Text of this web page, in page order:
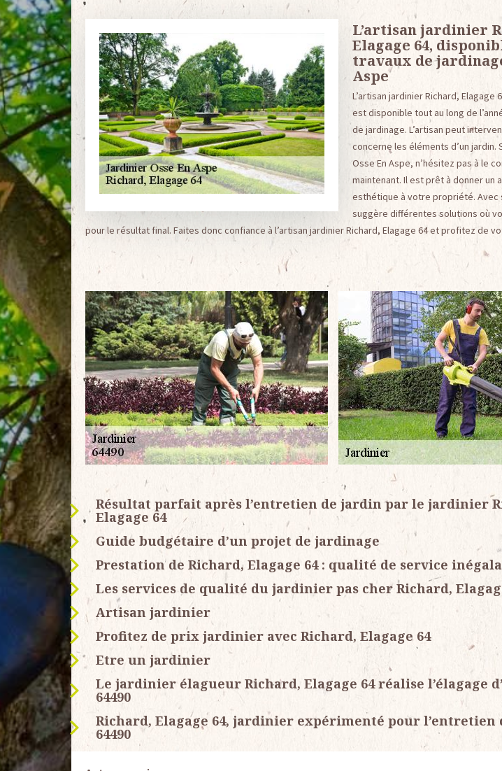
L’artisan jardinier
Elagage 64,
travaux de
Aspe
L’artisan jardinier Richard, Elagage
est disponible tout au long de
de jardinage. L’artisan peut
concerne les éléments d’un jardin.
Osse En Aspe, n’hésitez pas à le
maintenant. Il est prêt à donner un
esthétique à votre propriété. Avec
suggère différentes solutions où
pour le résultat final. Faites donc confiance à l’artisan jardinier Richard, Elagage 64 et profitez de
Résultat parfait après l’entretien de jardin par le jardinier
Elagage 64
Guide budgétaire d’un projet de jardinage
Prestation de Richard, Elagage 64 : qualité de service
Les services de qualité du jardinier pas cher Richard,
Artisan jardinier
Profitez de prix jardinier avec Richard, Elagage 64
Etre un jardinier
Le jardinier élagueur Richard, Elagage 64 réalise l’élagage
64490
Richard, Elagage 64, jardinier expérimenté pour l’entretien
64490